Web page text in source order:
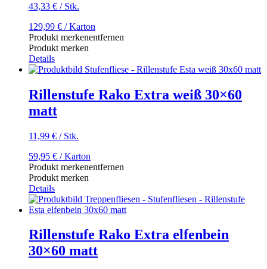
43,33 € / Stk.
129,99 € / Karton
Produkt merkenentfernen
Produkt merken
Details
Rillenstufe Rako Extra weiß 30×60
matt
11,99 € / Stk.
59,95 € / Karton
Produkt merkenentfernen
Produkt merken
Details
Rillenstufe Rako Extra elfenbein
30×60 matt